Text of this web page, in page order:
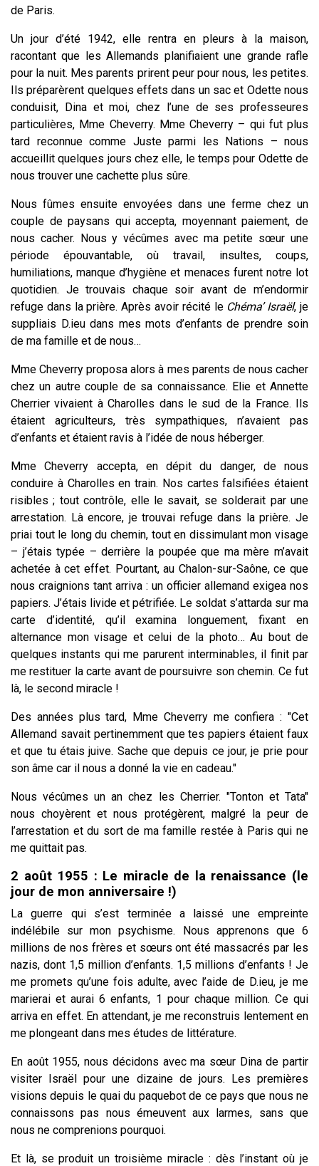
de Paris.
Un jour d’été 1942, elle rentra en pleurs à la maison,
racontant que les Allemands planifiaient une grande rafle
pour la nuit. Mes parents prirent peur pour nous, les petites.
Ils préparèrent quelques effets dans un sac et Odette nous
conduisit, Dina et moi, chez l’une de ses professeures
particulières, Mme Cheverry. Mme Cheverry – qui fut plus
tard reconnue comme Juste parmi les Nations – nous
accueillit quelques jours chez elle, le temps pour Odette de
nous trouver une cachette plus sûre.
Nous fûmes ensuite envoyées dans une ferme chez un
couple de paysans qui accepta, moyennant paiement, de
nous cacher. Nous y vécûmes avec ma petite sœur une
période épouvantable, où travail, insultes, coups,
humiliations, manque d’hygiène et menaces furent notre lot
quotidien. Je trouvais chaque soir avant de m’endormir
refuge dans la prière. Après avoir récité le Chéma’ Israël, je
suppliais D.ieu dans mes mots d’enfants de prendre soin
de ma famille et de nous…
Mme Cheverry proposa alors à mes parents de nous cacher
chez un autre couple de sa connaissance. Elie et Annette
Cherrier vivaient à Charolles dans le sud de la France. Ils
étaient agriculteurs, très sympathiques, n’avaient pas
d’enfants et étaient ravis à l’idée de nous héberger.
Mme Cheverry accepta, en dépit du danger, de nous
conduire à Charolles en train. Nos cartes falsifiées étaient
risibles ; tout contrôle, elle le savait, se solderait par une
arrestation. Là encore, je trouvai refuge dans la prière. Je
priai tout le long du chemin, tout en dissimulant mon visage
– j’étais typée – derrière la poupée que ma mère m’avait
achetée à cet effet. Pourtant, au Chalon-sur-Saône, ce que
nous craignions tant arriva : un officier allemand exigea nos
papiers. J’étais livide et pétrifiée. Le soldat s’attarda sur ma
carte d’identité, qu’il examina longuement, fixant en
alternance mon visage et celui de la photo… Au bout de
quelques instants qui me parurent interminables, il finit par
me restituer la carte avant de poursuivre son chemin. Ce fut
là, le second miracle !
Des années plus tard, Mme Cheverry me confiera : "Cet
Allemand savait pertinemment que tes papiers étaient faux
et que tu étais juive. Sache que depuis ce jour, je prie pour
son âme car il nous a donné la vie en cadeau."
Nous vécûmes un an chez les Cherrier. "Tonton et Tata"
nous choyèrent et nous protégèrent, malgré la peur de
l’arrestation et du sort de ma famille restée à Paris qui ne
me quittait pas.
2 août 1955 : Le miracle de la renaissance (le
jour de mon anniversaire !)
La guerre qui s’est terminée a laissé une empreinte
indélébile sur mon psychisme. Nous apprenons que 6
millions de nos frères et sœurs ont été massacrés par les
nazis, dont 1,5 million d’enfants. 1,5 millions d’enfants ! Je
me promets qu’une fois adulte, avec l’aide de D.ieu, je me
marierai et aurai 6 enfants, 1 pour chaque million. Ce qui
arriva en effet. En attendant, je me reconstruis lentement en
me plongeant dans mes études de littérature.
En août 1955, nous décidons avec ma sœur Dina de partir
visiter Israël pour une dizaine de jours. Les premières
visions depuis le quai du paquebot de ce pays que nous ne
connaissons pas nous émeuvent aux larmes, sans que
nous ne comprenions pourquoi.
Et là, se produit un troisième miracle : dès l’instant où je